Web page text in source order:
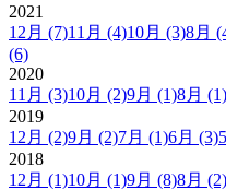
2021
12月 (7)11月 (4)10月 (3)8月
(6)
2020
11月 (3)10月 (2)9月 (1)8月 (1)
2019
12月 (2)9月 (2)7月 (1)6月 (3)
2018
12月 (1)10月 (1)9月 (8)8月 (2)